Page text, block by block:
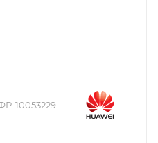
10053229